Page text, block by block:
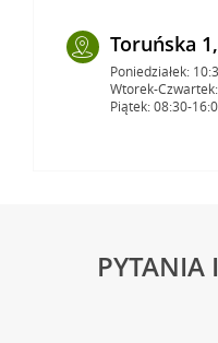
Toruńska
Poniedziałek:
Wtorek-
Piątek: 08:30-
PYTANIA